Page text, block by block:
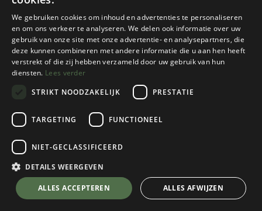
Fietsknooppunten
Kempense Hoven wandelnetwerk
€
10,00
💬 Stel je vraag over dit product via WhatsApp
We gebruiken cookies om inhoud en advertenties te personaliseren
en om ons verkeer te analyseren. We delen ook informatie over uw
gebruik van onze site met onze advertentie- en analysepartners, die
deze kunnen combineren met andere informatie die u aan hen heeft
verstrekt of die zij hebben verzameld door uw gebruik van hun
diensten. Lees verder
STRIKT NOODZAKELIJK
PRESTATIE
TARGETING FUNCTIONEEL
NIET-GECLASSIFICEERD
DETAILS WEERGEVEN
ALLES ACCEPTEREN ALLES AFWIJZEN